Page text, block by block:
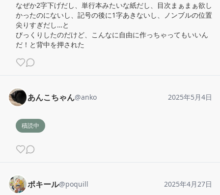
なぜか2字下げだし、単行本みたいな紙だし、目次まぁまぁ欲し
かったのにないし、記号の後に1字あきないし、ノンブルの位置
尖りすぎだし…と
びっくりしたのだけど、こんなに自由に作っちゃってもいいん
だ！と背中を押された
あんこちゃん@anko 2025年5月4日
積読中
ポキール@poquill 2025年4月27日